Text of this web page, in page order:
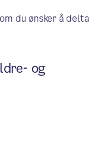
du ønsker å delta
og